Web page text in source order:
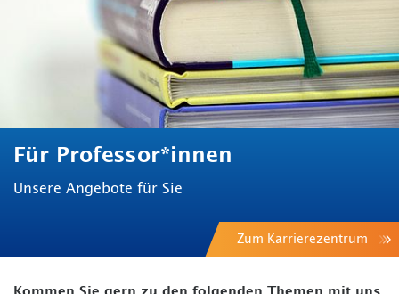
BESCHÄFTIGTE
Kontakt und Anfahrt Moodle
TH Online-Portal Personensuche English
Für Professor*innen
Unsere Angebote für Sie
Zum Karrierezentrum